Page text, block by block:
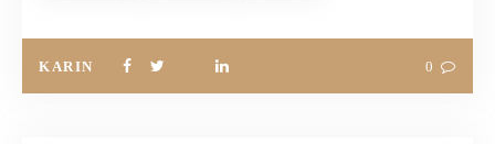
KARIN 0